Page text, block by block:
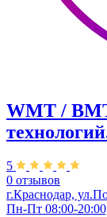
WMT /
5
0 отзывов
г.Краснодар,
Пн-Пт 08:00-